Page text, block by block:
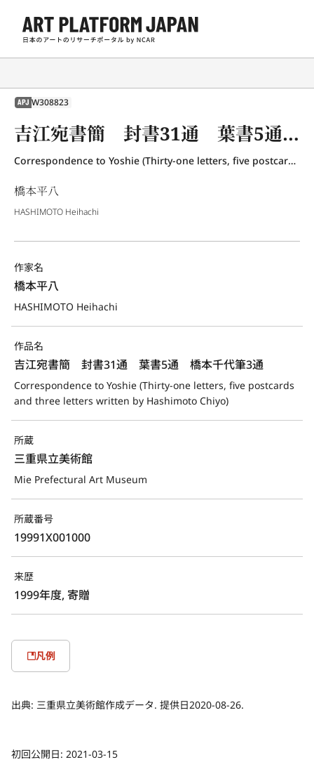
APJ W308823
吉江宛書簡 封書31通 葉書5通 橋本千代筆3通
Correspondence to Yoshie (Thirty-one letters, five postcards and three letters written by Hashimoto Chiyo)
橋本平八
HASHIMOTO Heihachi
作家名
橋本平八
HASHIMOTO Heihachi
作品名
吉江宛書簡　封書31通　葉書5通　橋本千代筆3通
Correspondence to Yoshie (Thirty-one letters, five postcards
and three letters written by Hashimoto Chiyo)
所蔵
三重県立美術館
Mie Prefectural Art Museum
所蔵番号
19991X001000
来歴
1999年度, 寄贈
凡例
出典: 三重県立美術館作成データ. 提供日2020-08-26.
初回公開日: 2021-03-15